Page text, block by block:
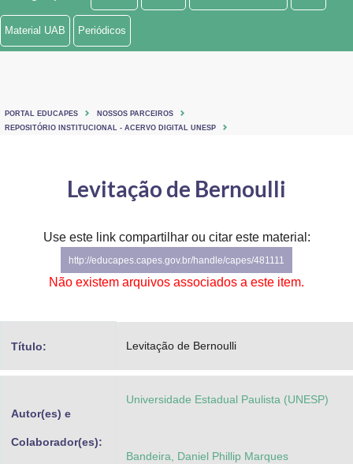
Ministério de Minas e Energia
Ministério do Turismo
Controladoria-Geral da União
Advocacia-Geral da União
Planalto
Material UAB Periódicos
PORTAL EDUCAPES
NOSSOS PARCEIROS
REPOSITÓRIO INSTITUCIONAL - ACERVO DIGITAL UNESP
Levitação de Bernoulli
Use este link compartilhar ou citar este material:
http://educapes.capes.gov.br/handle/capes/481111
Não existem arquivos associados a este item.
Título: Levitação de Bernoulli
Autor(es) e
Colaborador(es):
Universidade Estadual Paulista (UNESP)
Bandeira, Daniel Phillip Marques